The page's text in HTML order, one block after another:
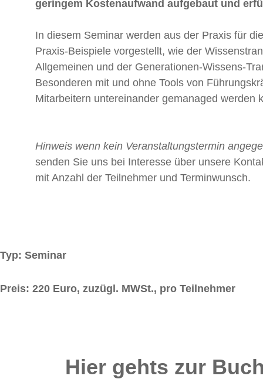
geringem Kostenaufwand aufgebaut und
In diesem Seminar werden aus der Praxis für
Praxis-Beispiele vorgestellt, wie der
Allgemeinen und der Generationen-Wissens-
Besonderen mit und ohne Tools von
Mitarbeitern untereinander gemanaged werden
Hinweis wenn kein Veranstaltungstermin
senden Sie uns bei Interesse über unsere
mit Anzahl der Teilnehmer und Terminwunsch.
Typ: Seminar
Preis: 220 Euro, zuzügl. MWSt., pro Teilnehmer
Hier gehts zur